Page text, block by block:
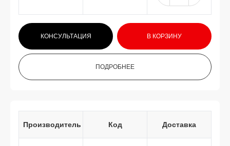
КОНСУЛЬТАЦИЯ В КОРЗИНУ
ПОДРОБНЕЕ
Производитель Код Доставка